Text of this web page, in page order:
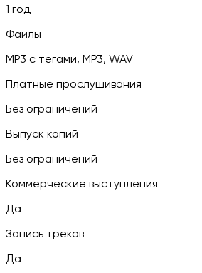
1 год
Файлы
MP3 c тегами, MP3, WAV
Платные прослушивания
Без ограничений
Выпуск копий
Без ограничений
Коммерческие выступления
Да
Запись треков
Да